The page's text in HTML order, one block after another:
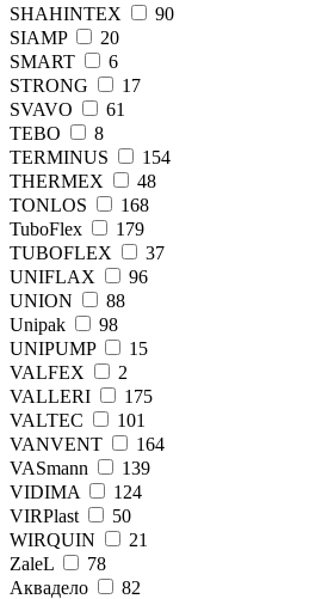
SHAHINTEX
90
SIAMP
20
SMART
6
STRONG
17
SVAVO
61
TEBO
8
TERMINUS
154
THERMEX
48
TONLOS
168
TuboFlex
179
TUBOFLEХ
37
UNIFLAX
96
UNION
88
Unipak
98
UNIPUMP
15
VALFEX
2
VALLERI
175
VALTEC
101
VANVENT
164
VASmann
139
VIDIMA
124
VIRPlast
50
WIRQUIN
21
ZaleL
78
Аквадело
82